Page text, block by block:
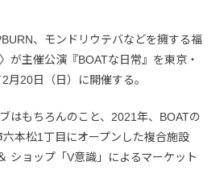
、モンドリウテバなどを擁する福
が主催公演『BOATな日常』を東京・
月20日（日）に開催する。
はもちろんのこと、2021年、BOATの
本松1丁目にオープンした複合施設
ショップ「V意識」によるマーケット